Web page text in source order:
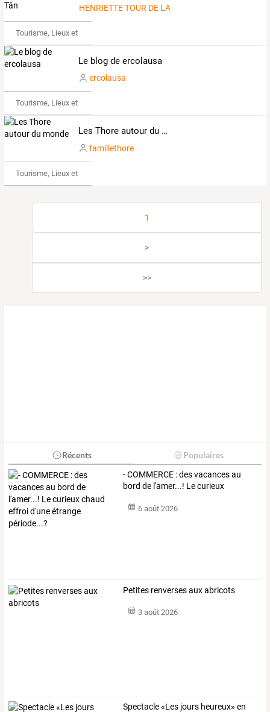
HENRIETTE TOUR DE LA FAMILLE LE TAN
Tourisme, Lieux et Événements
Le blog de ercolausa
ercolausa
Tourisme, Lieux et Événements
Les Thore autour du monde
famillethore
Tourisme, Lieux et Événements
1
>
>>
Récents Populaires
-COMMERCE :desvacancesau
bord de l'amer...! Lecurieux
6 août 2026
Petites renverses aux abricots
3 août 2026
Spectacle «Les jours heureux» en